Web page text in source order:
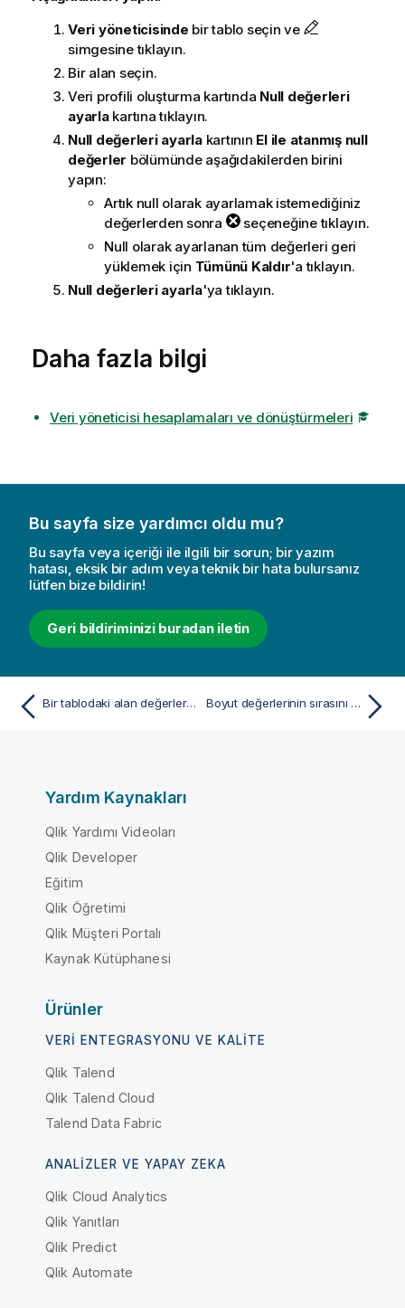
Veri yöneticisinde bir tablo seçin ve
simgesine tıklayın.
Bir alan seçin.
Veri profili oluşturma kartında Null değerleri
ayarlakartına tıklayın.
Null değerleri ayarlakartının El ile atanmış null
değerler bölümünde aşağıdakilerden birini
yapın:
Artık null olarak ayarlamak istemediğiniz
değerlerden sonra
seçeneğine tıklayın.
Null olarak ayarlanan tüm değerleri geri
yüklemek için Tümünü Kaldır'a tıklayın.
Null değerleri ayarla'ya tıklayın.
Daha fazla bilgi
Veri yöneticisi hesaplamaları ve dönüştürmeleri
Bu sayfa size yardımcı oldu mu?
Bu sayfa veya içeriği ile ilgili bir sorun; bir yazım
hatası, eksik bir adım veya teknik bir hata bulursanız
lütfen bize bildirin!
Geri bildiriminizi buradan iletin
Bir tablodaki alan değerlerini değiştirme Boyut değerlerinin sırasını özelleştirme
Yardım Kaynakları
Qlik Yardımı Videoları
Qlik Developer
Eğitim
Qlik Öğretimi
Qlik Müşteri Portalı
Kaynak Kütüphanesi
Ürünler
VERI ENTEGRASYONU VE KALITE
Qlik Talend
Qlik Talend Cloud
Talend Data Fabric
ANALIZLER VE YAPAY ZEKA
Qlik Cloud Analytics
Qlik Yanıtları
Qlik Predict
Qlik Automate